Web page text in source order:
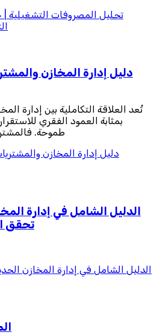
تحليل المصروفات
دليل إدارة المخازن
تُعد العلاقة التكاملية بين إدارة
بمثابة العمود الفقري
طموحة.
دليل إدارة المخازن
الدليل الشامل في إدارة
تحقق
الدليل الشامل في إدارة المخازن